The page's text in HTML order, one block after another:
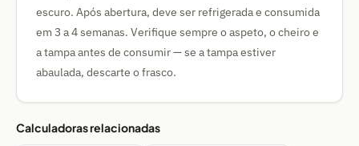
escuro. Após abertura, deve ser refrigerada e consumida
em 3 a 4 semanas. Verifique sempre o aspeto, o cheiro e
a tampa antes de consumir — se a tampa estiver
abaulada, descarte o frasco.
Calculadoras relacionadas